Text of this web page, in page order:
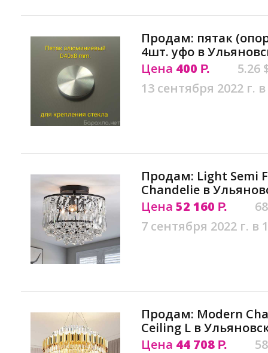
Продам: пятак
4шт. уфо в
Цена 400 Р.
5.26
13 сентября 2022 г.
Продам: Light Semi
Chandelie в
Цена 52 160 Р.
7 сентября 2022 г. в
Продам: Modern
Ceiling L в
Цена 44 708 Р.